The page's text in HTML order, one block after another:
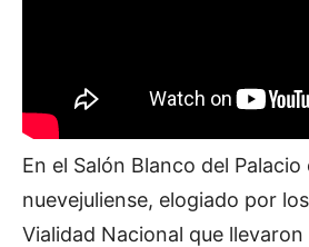
En el Salón Blanco del Palacio
nuevejuliense, elogiado por
Vialidad Nacional que